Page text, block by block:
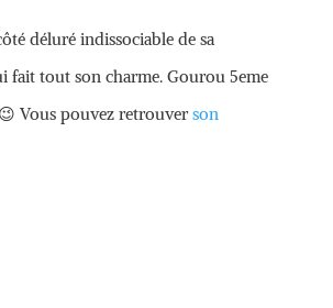
déluré indissociable de sa
fait tout son charme. Gourou 5eme
Vous pouvez retrouverson